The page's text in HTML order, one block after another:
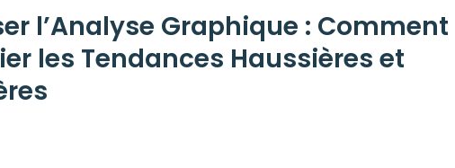
l’Analyse Graphique : Comment
les Tendances Haussières et